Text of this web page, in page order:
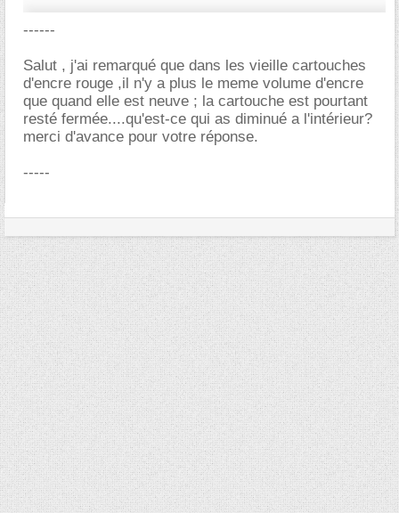
------
Salut , j'ai remarqué que dans les vieille cartouches
d'encre rouge ,il n'y a plus le meme volume d'encre
que quand elle est neuve ; la cartouche est pourtant
resté fermée....qu'est-ce qui as diminué a l'intérieur?
merci d'avance pour votre réponse.
-----